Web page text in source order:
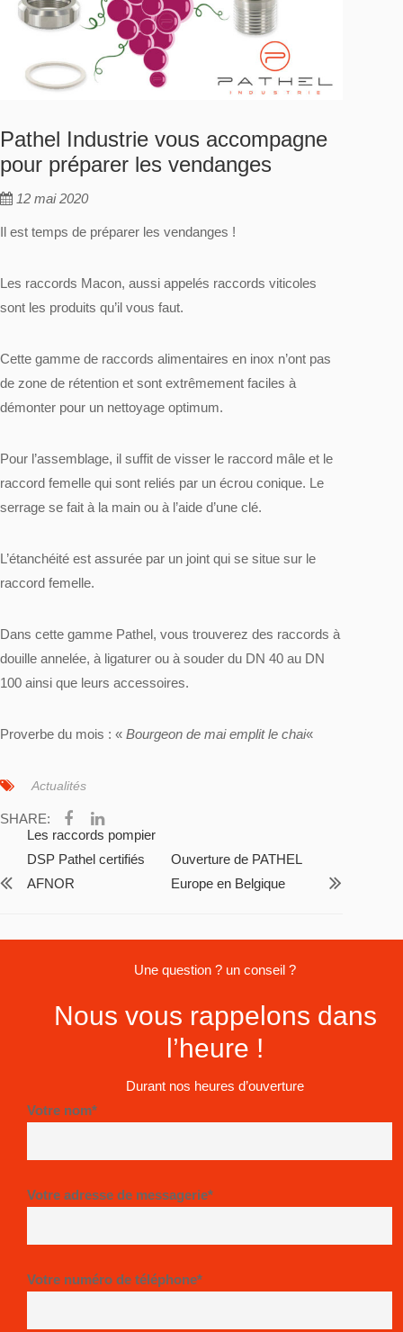
Pathel Industrie vous accompagne
pour préparer les vendanges
12 mai 2020
Il est temps de préparer les vendanges !
Les raccords Macon, aussi appelés raccords viticoles
sont les produits qu’il vous faut.
Cette gamme de raccords alimentaires en inox n’ont pas
de zone de rétention et sont extrêmement faciles à
démonter pour un nettoyage optimum.
Pour l’assemblage, il suffit de visser le raccord mâle et le
raccord femelle qui sont reliés par un écrou conique. Le
serrage se fait à la main ou à l’aide d’une clé.
L’étanchéité est assurée par un joint qui se situe sur le
raccord femelle.
Dans cette gamme Pathel, vous trouverez des raccords à
douille annelée, à ligaturer ou à souder du DN 40 au DN
100 ainsi que leurs accessoires.
Proverbe du mois : « Bourgeon de mai emplit le chai«
Actualités
SHARE:
Les raccords pompier
DSP Pathel certifiés
AFNOR
Ouverture de PATHEL
Europe en Belgique
Une question ? un conseil ?
Nous vous rappelons dans
l’heure !
Durant nos heures d’ouverture
Votre nom*
Votre adresse de messagerie*
Votre numéro de téléphone*